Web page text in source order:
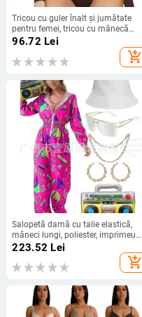
Tricou cu guler înalt și jumătate
pentru femei, tricou cu mânecă
lungă de primăvară și toamnă,
bucată, tricou la modă și versatil,
96.72 Lei
add_shopping_cart
Salopetă damă cu talie elastică,
mâneci lungi, poliester, imprimeu
hippie retro, Primăvara 2025
223.52 Lei
add_shopping_cart